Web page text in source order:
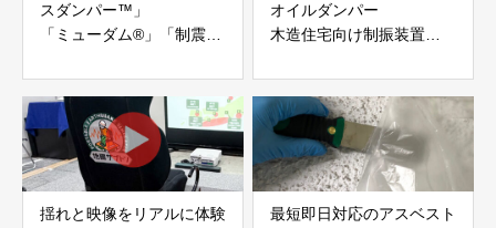
スダンパー™」
「ミューダム®」「制震テ
アイディールブレーン株式
会社
オイルダンパー
木造住宅向け制振装置
株式会社evoltz
揺れと映像をリアルに体験
最短即日対応のアスベスト